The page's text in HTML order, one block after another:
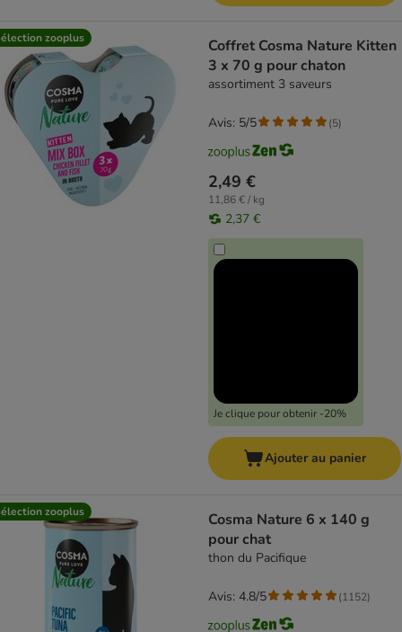
zooplus
Coffret Cosma Nature Kitten
3 x 70 g pour chaton
assortiment 3 saveurs
2,49 €
11,86 € / kg
2,37 €
Je clique pour obtenir -20%
Avis: 5/5 (5)
Ajouter au panier
zooplus
Cosma Nature 6 x 140 g
pour chat
thon du Pacifique
Avis: 4.8/5 (1152)